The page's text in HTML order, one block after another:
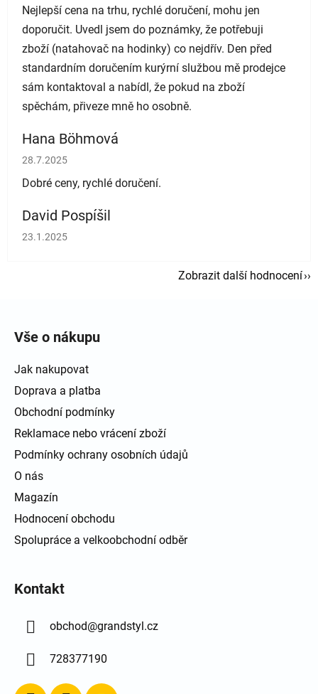
Nejlepší cena na trhu, rychlé doručení, mohu jen
doporučit. Uvedl jsem do poznámky, že potřebuji
zboží (natahovač na hodinky) co nejdřív. Den před
standardním doručením kurýrní službou mě prodejce
sám kontaktoval a nabídl, že pokud na zboží
spěchám, přiveze mně ho osobně.
Hana Böhmová
Hodnocení obchodu je 5 z 5 hvězdiček.
28.7.2025
Dobré ceny, rychlé doručení.
David Pospíšil
Hodnocení obchodu je 5 z 5 hvězdiček.
23.1.2025
Zobrazit další hodnocení
Vše o nákupu
Jak nakupovat
Doprava a platba
Obchodní podmínky
Reklamace nebo vrácení zboží
Podmínky ochrany osobních údajů
O nás
Magazín
Hodnocení obchodu
Spolupráce a velkoobchodní odběr
Kontakt
obchod@grandstyl.cz
728377190